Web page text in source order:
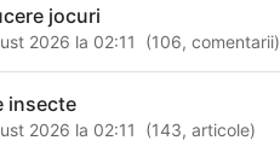
jocuri
2026 la 02:11 (106,comentarii)
insecte
2026 la 02:11 (143,articole)